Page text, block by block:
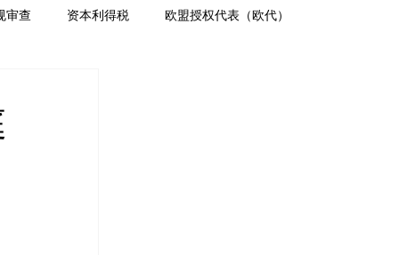
审查 资本利得税 欧盟授权代表（欧代）